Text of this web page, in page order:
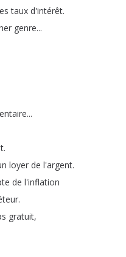
taux d'intérêt.
genre...
...
.
loyer de l'argent.
de l'inflation
.
gratuit,